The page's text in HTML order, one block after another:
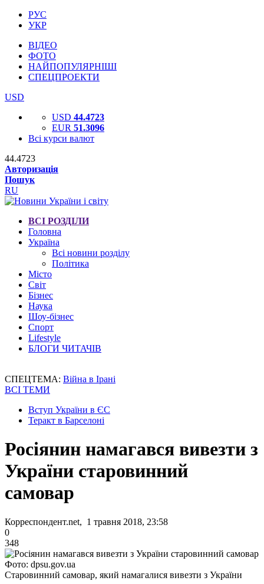
РУС
УКР
ВІДЕО
ФОТО
НАЙПОПУЛЯРНІШІ
СПЕЦПРОЕКТИ
USD
USD 44.4723
EUR 51.3096
Всі курси валют
44.4723
Авторизація
Пошук
RU
ВСІ РОЗДІЛИ
Головна
Україна
Всі новини розділу
Політика
Місто
Світ
Бізнес
Наука
Шоу-бізнес
Спорт
Lifestyle
БЛОГИ ЧИТАЧІВ
СПЕЦТЕМА: Війна в Ірані
ВСІ ТЕМИ
Вступ України в ЄС
Теракт в Барселоні
Росіянин намагався вивезти з
України старовинний
самовар
Корреспондент.net, 1 травня 2018, 23:58
0
348
Фото: dpsu.gov.ua
Старовинний самовар, який намагалися вивезти з України